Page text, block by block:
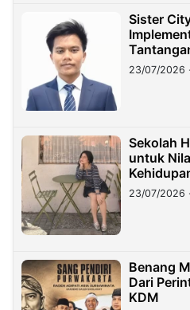
Sister
23/07/2026
Sekolah
untuk
23/07/2026
Benang
Dari
KDM